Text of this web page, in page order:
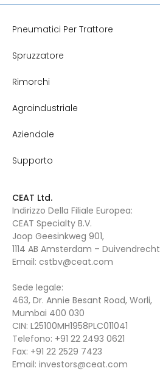
Pneumatici Per Trattore
Spruzzatore
Rimorchi
Agroindustriale
Aziendale
Supporto
CEAT Ltd.
Indirizzo Della Filiale Europea:
CEAT Specialty B.V.
Joop Geesinkweg 901,
1114 AB Amsterdam – Duivendrecht
Email: cstbv@ceat.com
Sede legale:
463, Dr. Annie Besant Road, Worli,
Mumbai 400 030
CIN: L25100MH1958PLC011041
Telefono: +91 22 2493 0621
Fax: +91 22 2529 7423
Email: investors@ceat.com